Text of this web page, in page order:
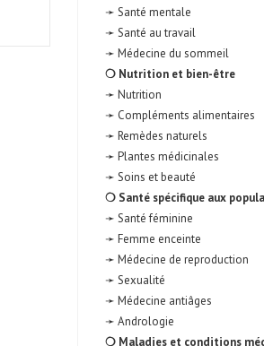
➛ Santé mentale
➛ Santé au travail
➛ Médecine du sommeil
❍ Nutrition et bien-être
➛ Nutrition
➛ Compléments alimentaires
➛ Remèdes naturels
➛ Plantes médicinales
➛ Soins et beauté
❍ Santé spécifique aux
➛ Santé féminine
➛ Femme enceinte
➛ Médecine de reproduction
➛ Sexualité
➛ Médecine antiâges
➛ Andrologie
❍ Maladies et conditions